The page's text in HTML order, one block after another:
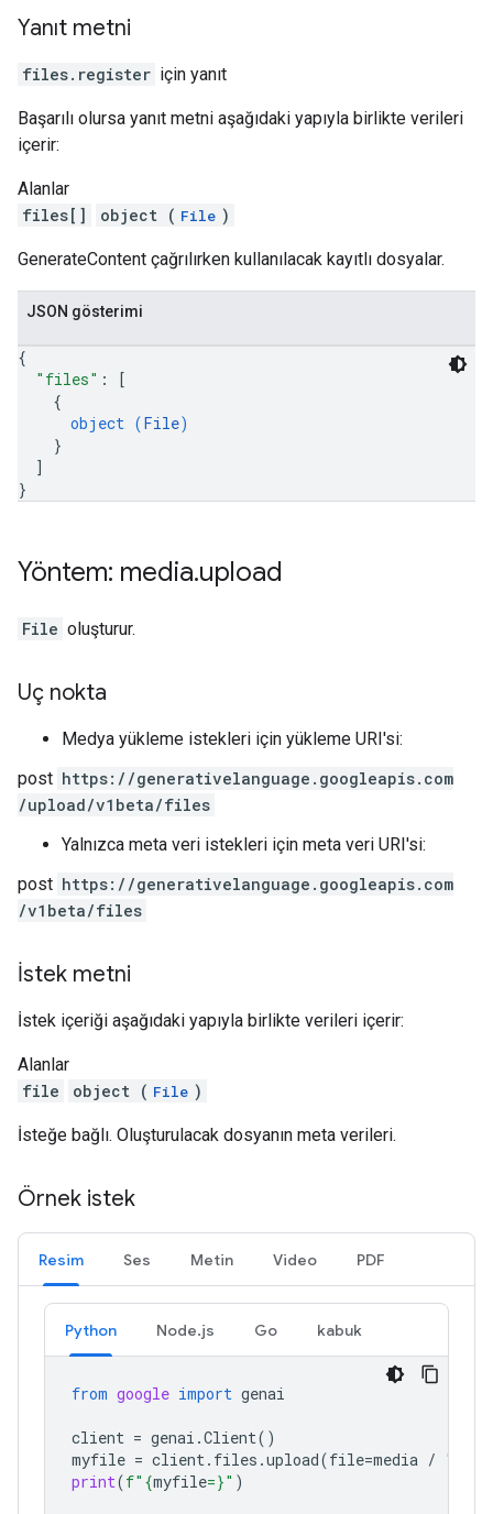
Yanıt metni
files.register için yanıt
Başarılı olursa yanıt metni aşağıdaki yapıyla birlikte verileri
içerir:
Alanlar
files[]
object ( File )
GenerateContent çağrılırken kullanılacak kayıtlı dosyalar.
JSON gösterimi
{
"files" :
[
{
object (File)
}
]
}
Yöntem: media.upload
File oluşturur.
Uç nokta
Medya yükleme istekleri için yükleme URI'si:
post https: / /generativelanguage.googleapis.com
/upload/v1beta/files
Yalnızca meta veri istekleri için meta veri URI'si:
post https: / /generativelanguage.googleapis.com
/v1beta/files
İstek metni
İstek içeriği aşağıdaki yapıyla birlikte verileri içerir:
Alanlar
file
object ( File )
İsteğe bağlı. Oluşturulacak dosyanın meta verileri.
Örnek istek
Resim Ses Metin Video PDF
Python Node.js Go kabuk
from google import genai
client = genai .Client()
myfile = client. files .upload(file=media /
print(f" {myfile=}" )